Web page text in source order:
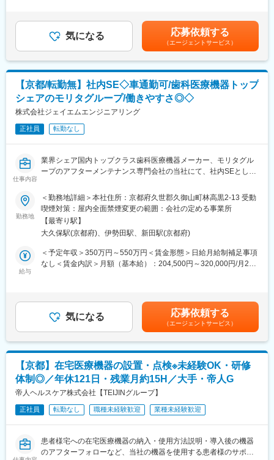
で手を動かして制作作業を行うことは原則ありません。
本ポジションでは、DTPの基礎知識を活かしながら、品質・納
期・全体最適を意識したディレクションを担っていただくことを
効率化の推進にも携わっていただきます。
■業務詳細：
●取扱説明書など文書作成に関するディレクション業務
●文書作成のための作業切り出し、工程設計、作業手配
●PRJ進捗管理、品質確認、関係者との調整
●開発担当者や関係部署との打ち合わせ、ヒアリング
●制作業務における運用改善、効率化の検討
●CMS導入・活用、Webマニュアル化を見据えた業務整理・推進
※DTPの基礎知識は、制作実務そのものではなく、担当者への指示
■魅力ポイント：
・自社製品の文書作成業務に携われる点
・文書作成に必要な知識を積極的に学ぶ機会が多い点
・管理業務の経験を積める点
・安定的な業界×ビジネスモデルで腰を据えて長く勤めることがで
開発組織は製品領域ごとに部門が分かれていますが、DTPチーム
は組織横断的な立場で各部門と連携しながら業務を進めていま
す。
ドキュメント制作に関する専門性を活かし、グループ全体の文書
作成業務を支える役割を担っています。
■求める人物像：
●DTPの知識を活かしながら、制作そのものではなくディレクショ
ンに軸足を置いて活躍したい方
●既存業務をそのまま回すだけでなく、業務改善や効率化にも関心
変更の範囲：会社の定める業務
の負担は御座います。実費負担となります。礼金が15万（単
身）、25万（家族帯同）、仲介手数料家賃1ヶ月分も会社負担と
なります。賃金はあくまでも目安の金額であり、選考を通じて上
下する可能性があります。月給(月額)は固定手当を含めた表記で
す。
気になる 応募依頼する
（エージェントサービス）
【京都/転勤無】社内SE◇車通勤可/歯科医療機器トップ
シェアのモリタグループ/働きやすさ◎◇
株式会社ジェイエムエンジニアリング
正社員 転勤なし
仕事内容
業界シェア国内トップクラス歯科医療機器メーカー、モリタグル
ープのアフターメンテナンス専門会社の当社にて、社内SEとして
■職務詳細：
・顧客向けサービスの実現・社内システムの構築
└各種案件のシステム化の企画、要件定義を行っていただきま
す。ベンダーへの発注及びベンダーコントロールも業務に含まれ
ます。
・社内システムの管理・運用
■組織構成：
情報システム課全体で１２名在籍しており、課内で３つの係に分
フラ構築・管理・運用等を担っております。
■採用背景：
会社全体でDX推進を積極的に取り組んでいく方針で、システム導
入や開発の予算が年々増加しています。
そこで、インフラに精通したエンジニアを補強し、DX化実現をさ
らに加速していきたいと考えています。
■特徴・魅力：
当社の情報システム課は、社員から相談しやすいオープンな雰囲
勤務地
＜勤務地詳細＞本社住所：京都府久世郡久御山町林高黒2-13 受動
喫煙対策：屋内全面禁煙変更の範囲：会社の定める事業所
【最寄り駅】
大久保駅(京都府)、伊勢田駅、新田駅(京都府)
給与
＜予定年収＞350万円～550万円＜賃金形態＞日給月給制補足事項
なし＜賃金内訳＞月額（基本給）：204,500円～320,000円/月20
ル、550万円は40歳前後の年収（残業代込み）になります。賃金
はあくまでも目安の金額であり、選考を通じて上下する可能性が
あります。月給(月額)は固定手当を含めた表記です。
気になる 応募依頼する
（エージェントサービス）
【京都】在宅医療機器の設置・点検※未経験OK・研修
体制◎／年休121日・残業月約15H／大手・帝人G
帝人ヘルスケア株式会社【TEIJINグループ】
正社員 転勤なし 職種未経験歓迎 業種未経験歓迎
患者様宅への在宅医療機器の納入・使用方法説明・導入後の機器
のアフターフォローなど、当社の機器を使用する患者様のサポー